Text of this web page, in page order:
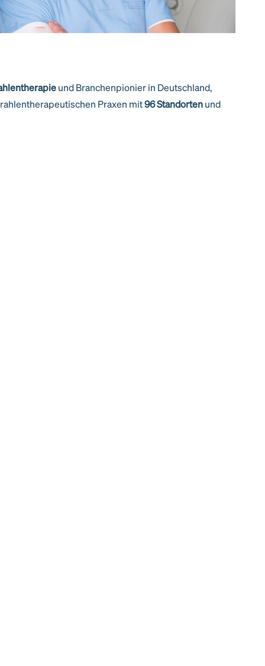
und Branchenpionier in Deutschland,
Praxen mit96 Standortenund